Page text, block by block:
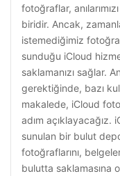
fotoğraflar,
biridir. Ancak,
istemediğimiz
sunduğu iCloud
saklamanızı sağlar.
gerektiğinde, bazı
makalede, iCloud
adım açıklayacağız.
sunulan bir bulut
fotoğraflarını,
bulutta saklamasına